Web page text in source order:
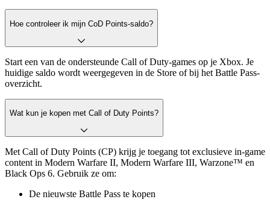
Hoe controleer ik mijn CoD Points-saldo?
Start een van de ondersteunde Call of Duty-games op je Xbox. Je
huidige saldo wordt weergegeven in de Store of bij het Battle Pass-
overzicht.
Wat kun je kopen met Call of Duty Points?
Met Call of Duty Points (CP) krijg je toegang tot exclusieve in-game
content in Modern Warfare II, Modern Warfare III, Warzone™ en
Black Ops 6. Gebruik ze om:
De nieuwste Battle Pass te kopen